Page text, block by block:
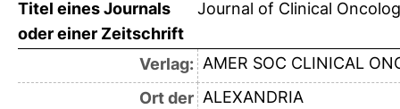
Titel eines Journals
oder einer Zeitschrift
Journal of Clinical
Verlag: AMER SOC CLINICAL
Ort der ALEXANDRIA